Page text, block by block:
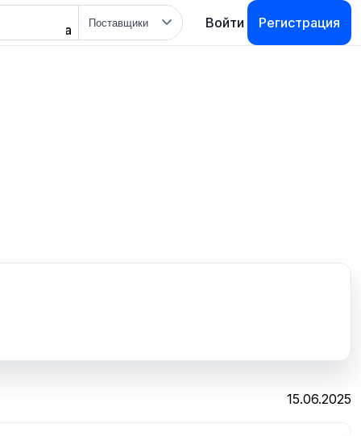
поиска
Войти Регистрация
15.06.2025